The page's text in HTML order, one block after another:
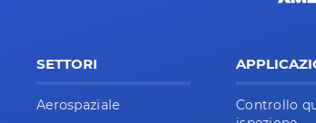
SETTORI
Aerospaziale
Controllo